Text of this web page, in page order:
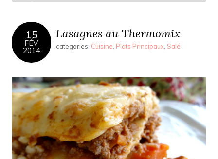
15
FÉV
2014
Lasagnes au Thermomix
categories: Cuisine Plats Principaux Salé